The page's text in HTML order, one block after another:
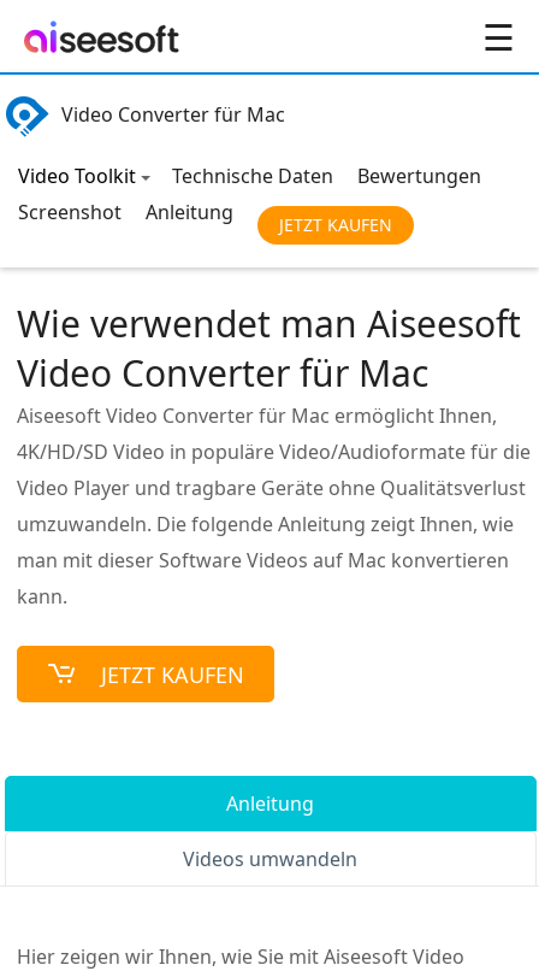
☰
Video Converter für Mac
Video Toolkit Technische Daten
Bewertungen
Screenshot
Anleitung JETZT KAUFEN
Wie verwendet man Aiseesoft
Video Converter für Mac
Aiseesoft Video Converter für Mac ermöglicht Ihnen,
4K/HD/SD Video in populäre Video/Audioformate für die
Video Player und tragbare Geräte ohne Qualitätsverlust
umzuwandeln. Die folgende Anleitung zeigt Ihnen, wie
man mit dieser Software Videos auf Mac konvertieren
kann.
JETZT KAUFEN
Anleitung
Videos umwandeln
Hier zeigen wir Ihnen, wie Sie mit Aiseesoft Video